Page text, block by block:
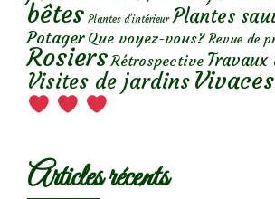
bêtes Plantes d’intérieur Plantes
Potager Que voyez-vous? Revue de
Rosiers Rétrospective
Visites de jardins Vivaces
Articles récents